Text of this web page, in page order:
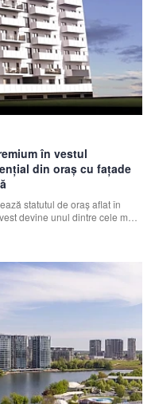
în vestul
din oraș cu fațade
statutul de oraș aflat în
devine unul dintre cele mai